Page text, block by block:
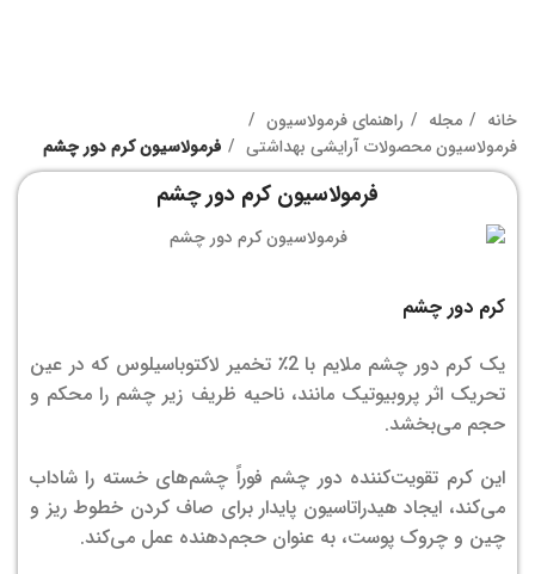
خانه مجله
راهنمای فرمولاسیون
فرمولاسیون محصولات آرایشی بهداشتی
فرمولاسیون کرم دور چشم
فرمولاسیون کرم دور چشم
کرم دور چشم
یک کرم دور چشم ملایم با 2٪ تخمیر لاکتوباسیلوس که در عین
تحریک اثر پروبیوتیک مانند، ناحیه ظریف زیر چشم را محکم و
حجم می‌بخشد.
این کرم تقویت‌کننده دور چشم فوراً چشم‌های خسته را شاداب
می‌کند، ایجاد هیدراتاسیون پایدار برای صاف کردن خطوط ریز و
چین و چروک پوست، به عنوان حجم‌دهنده عمل می‌کند.